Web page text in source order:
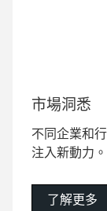
市場洞悉
不同企業和
注入新動力。
了解更多